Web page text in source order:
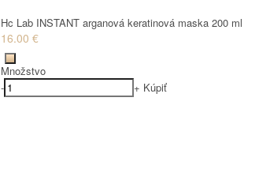
Hc Lab INSTANT arganová keratinová maska 200 ml
16.00 €
Množstvo
-
+ Kúpiť